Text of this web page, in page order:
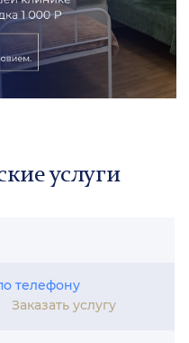
услуги
телефону
Заказать услугу